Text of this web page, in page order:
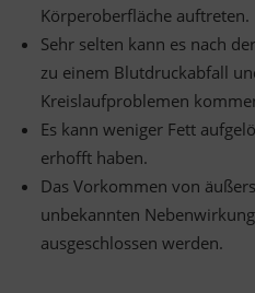
Körperoberfläche auftreten.
Sehr selten kann es nach
zu einem Blutdruckabfall
Kreislaufproblemen
Es kann weniger Fett
erhofft haben.
Das Vorkommen von
unbekannten
ausgeschlossen werden.